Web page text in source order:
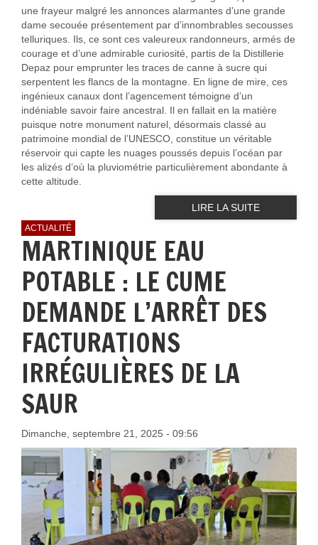
une frayeur malgré les annonces alarmantes d’une grande
dame secouée présentement par d’innombrables secousses
telluriques. Ils, ce sont ces valeureux randonneurs, armés de
courage et d’une admirable curiosité, partis de la Distillerie
Depaz pour emprunter les traces de canne à sucre qui
serpentent les flancs de la montagne. En ligne de mire, ces
ingénieux canaux dont l’agencement témoigne d’un
indéniable savoir faire ancestral. Il en fallait en la matière
puisque notre monument naturel, désormais classé au
patrimoine mondial de l’UNESCO, constitue un véritable
réservoir qui capte les nuages poussés depuis l’océan par
les alizés d’où la pluviométrie particulièrement abondante à
cette altitude.
LIRE LA SUITE
ACTUALITÉ
MARTINIQUE EAU
POTABLE : LE CUME
DEMANDE L’ARRÊT DES
FACTURATIONS
IRRÉGULIÈRES DE LA
SAUR
Dimanche, septembre 21, 2025 - 09:56